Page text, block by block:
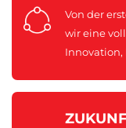
Von der
wir eine
zu